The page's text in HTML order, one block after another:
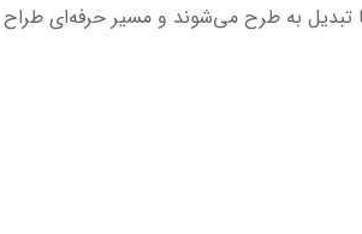
تبدیل به طرح می‌شوند و مسیر حرفه‌ای